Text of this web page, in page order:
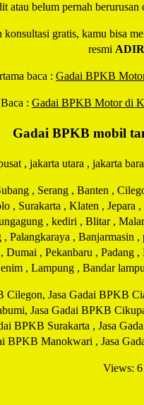
atau belum pernah berurusan
gratis, kamu
resmi
baca : Gadai BPKB
: Gadai BPKB Motor di
Gadai BPKB mobil
, jakarta utara , jakarta
, Serang , Banten ,
, Surakarta , Klaten ,
, kediri , Blitar ,
,
Dumai , Pekanbaru ,
enim , Lampung , Bandar
Jasa Gadai BPKB
Jasa Gadai BPKB
BPKB Surakarta , Jasa
BPKB Manokwari , Jasa
Views: 6